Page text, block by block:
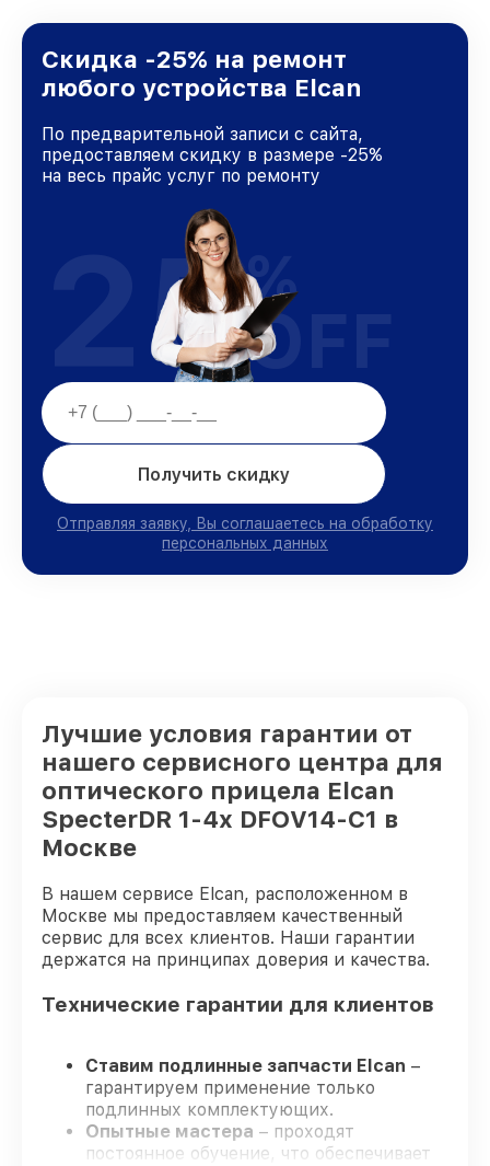
Скидка -25% на ремонт
любого устройства Elcan
По предварительной записи с сайта,
предоставляем скидку в размере -25%
на весь прайс услуг по ремонту
Получить скидку
Отправляя заявку, Вы соглашаетесь на обработку
персональных данных
25%
OFF
Лучшие условия гарантии от
нашего сервисного центра для
оптического прицела Elcan
SpecterDR 1-4x DFOV14-C1 в
Москве
В нашем сервисе Elcan, расположенном в
Москве мы предоставляем качественный
сервис для всех клиентов. Наши гарантии
держатся на принципах доверия и качества.
Технические гарантии для клиентов
Ставим подлинные запчасти Elcan –
гарантируем применение только
подлинных комплектующих.
Опытные мастера – проходят
постоянное обучение, что обеспечивает